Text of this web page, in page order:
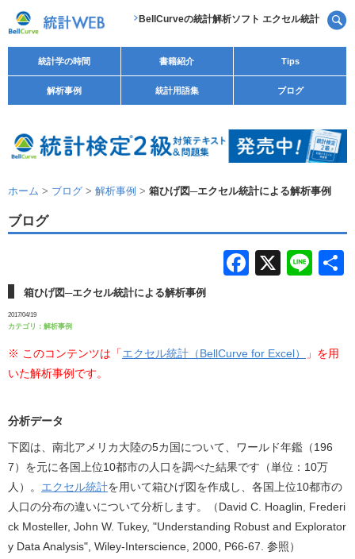
BellCurveの統計解析ソフト エクセル統計
統計学の時間 書籍紹介 Tips
解析事例 統計用語集 ブログ
ホーム > ブログ > 解析事例 > 箱ひげ図─エクセル統計による解析事例
ブログ
F
b
k
X
Li
箱ひげ図─エクセル統計による解析事例
2017/04/19
カテゴリ： 解析事例
※ このコンテンツは「エクセル統計（BellCurve for Excel）
」を用
いた解析事例です。
分析データ
下図は、南北アメリカ大陸の5カ国について、ワールド年鑑（196
7）を元に各国上位10都市の人口を調べた結果です（単位：10万
人）。 エクセル統計を用いて箱ひげ図を作成し、各国上位10都市の
人口の分布の違いについて分析します。（David C. Hoaglin, Frederi
ck Mosteller, John W. Tukey, "Understanding Robust and Explorator
y Data Analysis", Wiley-Interscience, 2000, P66-67. 参照）